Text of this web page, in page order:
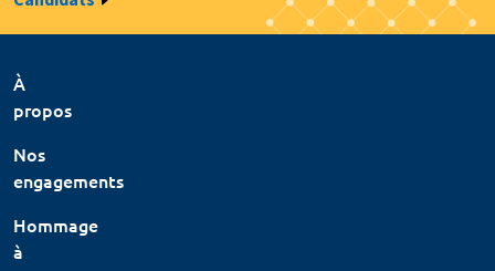
À
propos
Nos
engagements
Hommage
à